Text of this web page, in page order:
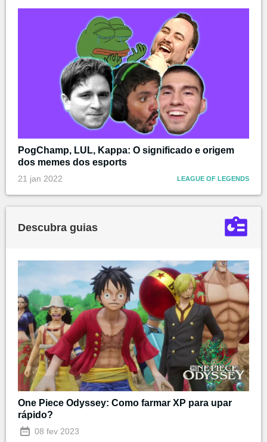
PogChamp, LUL, Kappa: O significado e origem
dos memes dos esports
21 jan 2022 LEAGUE OF LEGENDS
Descubra guias
One Piece Odyssey: Como farmar XP para upar
rápido?
08 fev 2023